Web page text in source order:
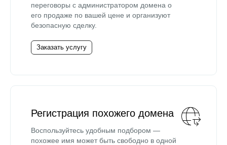
переговоры с администратором домена о
его продаже по вашей цене и организуют
безопасную сделку.
Заказать услугу
Регистрация похожего домена
Воспользуйтесь удобным подбором —
похожее имя может быть свободно в одной